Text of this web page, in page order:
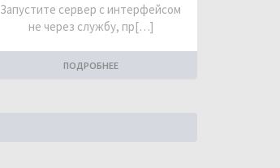
Запустите сервер с интерфейсом
не через службу, пр[…]
ПОДРОБНЕЕ